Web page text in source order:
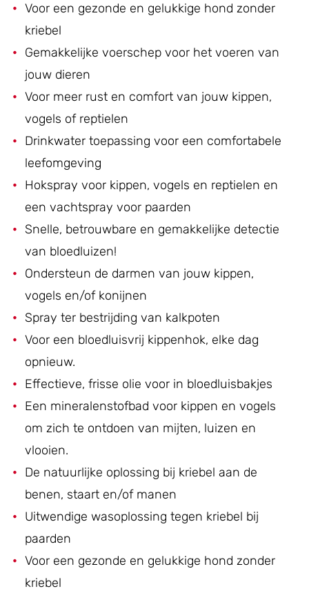
Voor een gezonde en gelukkige hond zonder
kriebel
Gemakkelijke voerschep voor het voeren van
jouw dieren
Voor meer rust en comfort van jouw kippen,
vogels of reptielen
Drinkwater toepassing voor een comfortabele
leefomgeving
Hokspray voor kippen, vogels en reptielen en
een vachtspray voor paarden
Snelle, betrouwbare en gemakkelijke detectie
van bloedluizen!
Ondersteun de darmen van jouw kippen,
vogels en/of konijnen
Spray ter bestrijding van kalkpoten
Voor een bloedluisvrij kippenhok, elke dag
opnieuw.
Effectieve, frisse olie voor in bloedluisbakjes
Een mineralenstofbad voor kippen en vogels
om zich te ontdoen van mijten, luizen en
vlooien.
De natuurlijke oplossing bij kriebel aan de
benen, staart en/of manen
Uitwendige wasoplossing tegen kriebel bij
paarden
Voor een gezonde en gelukkige hond zonder
kriebel